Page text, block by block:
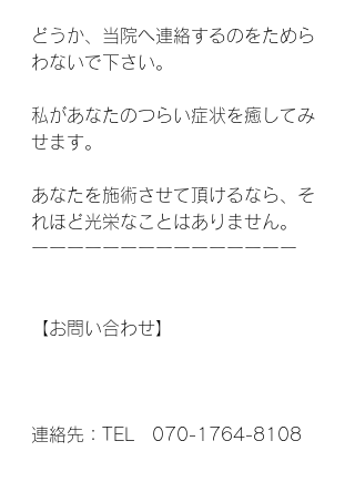
どうか、当院へ連絡するのをためら
わないで下さい。
私があなたのつらい症状を癒してみ
せます。
あなたを施術させて頂けるなら、そ
れほど光栄なことはありません。
ーーーーーーーーーーーーーーー
【お問い合わせ】
連絡先：TEL　070-1764-8108